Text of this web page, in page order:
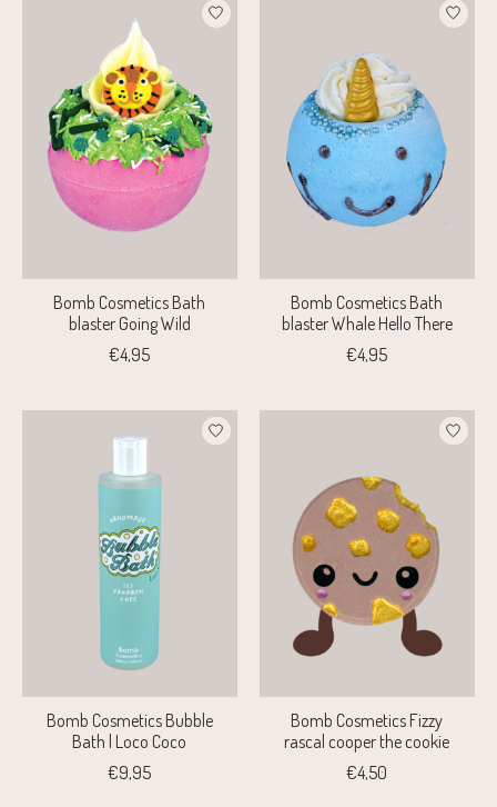
Bomb Cosmetics Bath
blaster Going Wild
€4,95
Bomb Cosmetics Bath
blaster Whale Hello There
€4,95
Bomb Cosmetics Bubble
Bath | Loco Coco
€9,95
Bomb Cosmetics Fizzy
rascal cooper the cookie
€4,50